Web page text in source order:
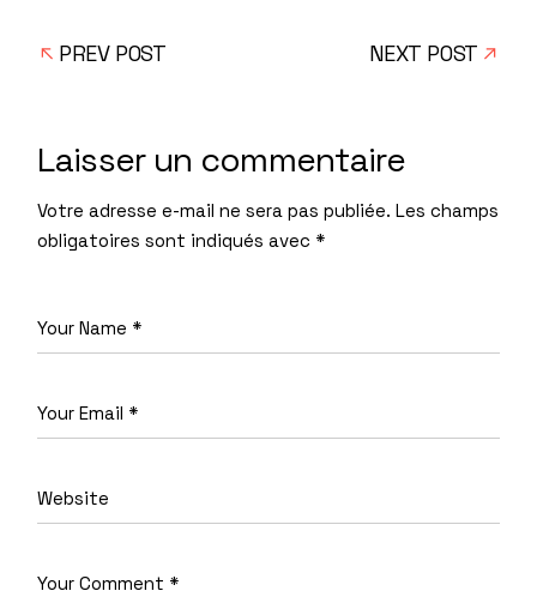
PREV POST NEXT POST
Laisser un commentaire
Votre adresse e-mail ne sera pas publiée. Les champs
obligatoires sont indiqués avec *